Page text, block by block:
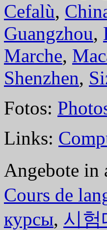
Cefalù,
Guangzhou,
Marche,
Shenzhen,
Fotos:
Links:
Angebote in
Cours de
курсы, 시험